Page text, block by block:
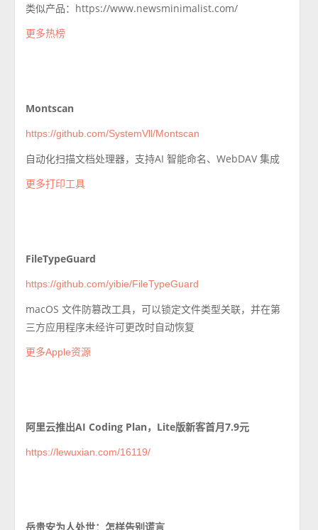
类似产品：https://www.newsminimalist.com/
更多热榜
Montscan
https://github.com/SystemVll/Montscan
自动化扫描文档处理器，支持AI 智能命名、WebDAV 集成
更多打印工具
FileTypeGuard
https://github.com/yibie/FileTypeGuard
macOS 文件防篡改工具，可以锁定文件类型关联，并在第
三方应用程序未经许可更改时自动恢复
更多Apple资源
阿里云推出AI Coding Plan，Lite版新客首月7.9元
https://lewuxian.com/16119/
岳贵安为人处世：怎样告别谎言